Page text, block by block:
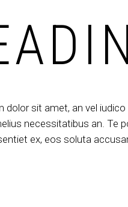
dolor sit amet, an vel
necessitatibus an. Te
ex, eos soluta